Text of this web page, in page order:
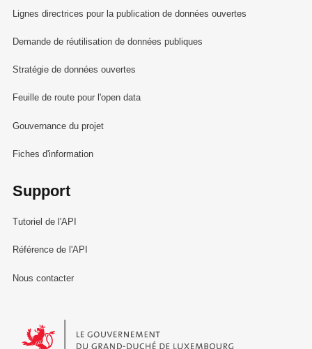
Lignes directrices pour la publication de données ouvertes
Demande de réutilisation de données publiques
Stratégie de données ouvertes
Feuille de route pour l'open data
Gouvernance du projet
Fiches d'information
Support
Tutoriel de l'API
Référence de l'API
Nous contacter
Le Gouvernement du Grand-Duché de Luxembourg - Service